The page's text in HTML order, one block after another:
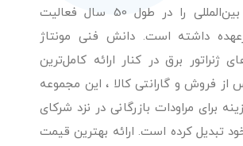
شناخته شده بین‌المللی را در طول 50 سال فعالیت
داشته است. دانش فنی مونتاژ
ژنراتور برق در کنار ارائه کامل‌ترین
فروش و گارانتی کالا ، این مجموعه
برای مراودات بازرگانی در نزد شرکای
تبدیل کرده است. ارائه بهترین قیمت